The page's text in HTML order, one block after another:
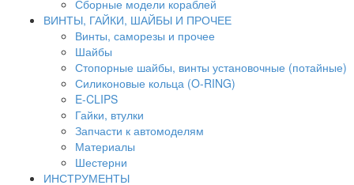
Сборные модели кораблей
ВИНТЫ, ГАЙКИ, ШАЙБЫ И ПРОЧЕЕ
Винты, саморезы и прочее
Шайбы
Стопорные шайбы, винты установочные (потайные)
Силиконовые кольца (O-RING)
E-CLIPS
Гайки, втулки
Запчасти к автомоделям
Материалы
Шестерни
ИНСТРУМЕНТЫ